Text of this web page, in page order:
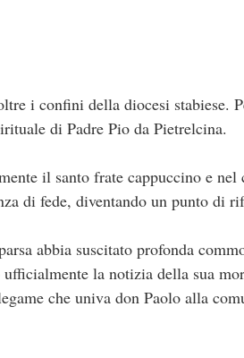
i confini della diocesi stabiese.
di Padre Pio da Pietrelcina.
il santo frate cappuccino e
di fede, diventando un punto di
abbia suscitato profonda
la notizia della sua
che univa don Paolo alla